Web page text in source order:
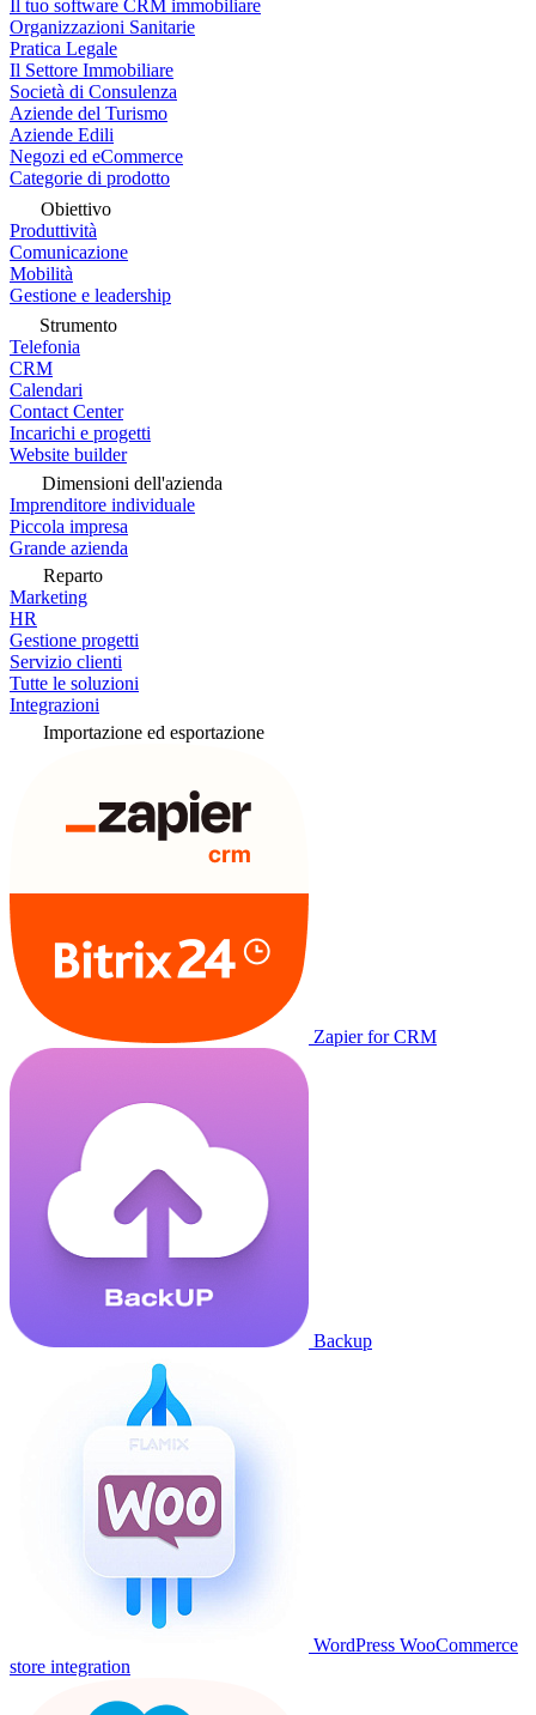
Il tuo software CRM immobiliare
Organizzazioni Sanitarie
Pratica Legale
Il Settore Immobiliare
Società di Consulenza
Aziende del Turismo
Aziende Edili
Negozi ed eCommerce
Categorie di prodotto
Obiettivo
Produttività
Comunicazione
Mobilità
Gestione e leadership
Strumento
Telefonia
CRM
Calendari
Contact Center
Incarichi e progetti
Website builder
Dimensioni dell'azienda
Imprenditore individuale
Piccola impresa
Grande azienda
Reparto
Marketing
HR
Gestione progetti
Servizio clienti
Tutte le soluzioni
Integrazioni
Importazione ed esportazione
Zapier for CRM
Backup
WordPress WooCommerce
store integration